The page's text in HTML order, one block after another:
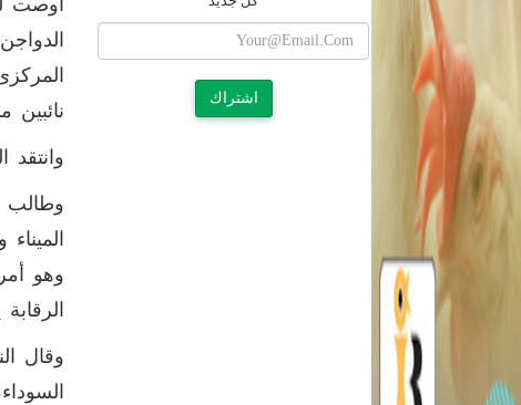
اشتراك
أوصت
نائبين
وطالب
وهو
وقال